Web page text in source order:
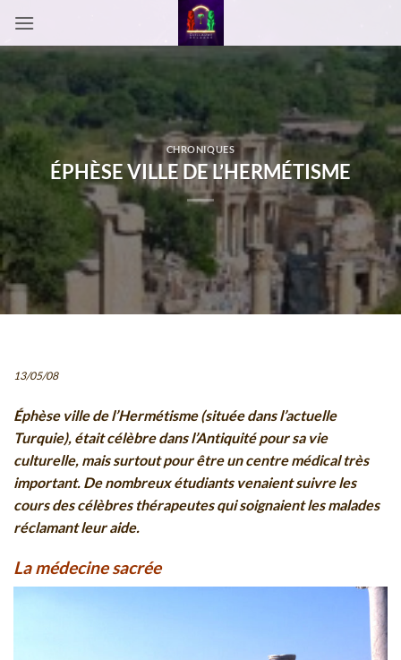
contenu
CHRONIQUES
ÉPHÈSE VILLE DE L’HERMÉTISME
13/05/08
Éphèse ville de l’Hermétisme (située dans l’actuelle
Turquie), était célèbre dans l’Antiquité pour sa vie
culturelle, mais surtout pour être un centre médical très
important. De nombreux étudiants venaient suivre les
cours des célèbres thérapeutes qui soignaient les malades
réclamant leur aide.
La médecine sacrée